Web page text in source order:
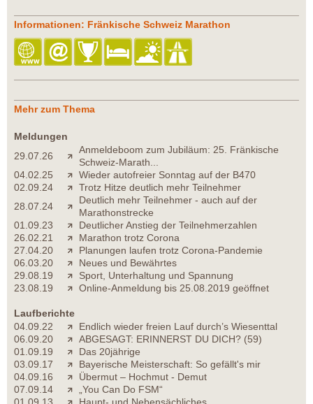
Informationen: Fränkische Schweiz Marathon
Mehr zum Thema
Meldungen
29.07.26
Anmeldeboom zum Jubiläum: 25. Fränkische
Schweiz-Marath...
04.02.25
Wieder autofreier Sonntag auf der B470
02.09.24
Trotz Hitze deutlich mehr Teilnehmer
28.07.24
Deutlich mehr Teilnehmer - auch auf der
Marathonstrecke
01.09.23
Deutlicher Anstieg der Teilnehmerzahlen
26.02.21
Marathon trotz Corona
27.04.20
Planungen laufen trotz Corona-Pandemie
06.03.20
Neues und Bewährtes
29.08.19
Sport, Unterhaltung und Spannung
23.08.19
Online-Anmeldung bis 25.08.2019 geöffnet
Laufberichte
04.09.22
Endlich wieder freien Lauf durch’s Wiesenttal
06.09.20
ABGESAGT: ERINNERST DU DICH? (59)
01.09.19
Das 20jährige
03.09.17
Bayerische Meisterschaft: So gefällt's mir
04.09.16
Übermut – Hochmut - Demut
07.09.14
„You Can Do FSM“